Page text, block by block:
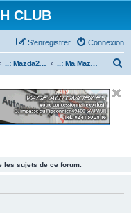
CLUB
Connexion
S’enregistrer
..: Mazda2 :.. ..: Ma Mazda2 :..
e
les sujets de ce forum.